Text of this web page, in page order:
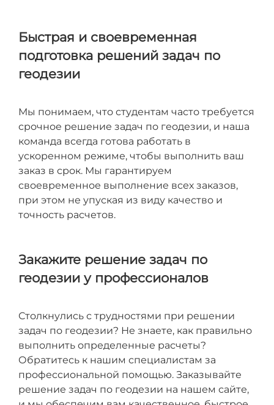
Быстрая и своевременная
подготовка решений задач по
геодезии
Мы понимаем, что студентам часто требуется
срочное решение задач по геодезии, и наша
команда всегда готова работать в
ускоренном режиме, чтобы выполнить ваш
заказ в срок. Мы гарантируем
своевременное выполнение всех заказов,
при этом не упуская из виду качество и
точность расчетов.
Закажите решение задач по
геодезии у профессионалов
Столкнулись с трудностями при решении
задач по геодезии? Не знаете, как правильно
выполнить определенные расчеты?
Обратитесь к нашим специалистам за
профессиональной помощью. Заказывайте
решение задач по геодезии на нашем сайте,